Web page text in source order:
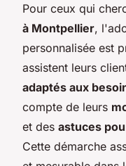
Pour ceux qui
à Montpellier,
personnalisée est
assistent leurs
adaptés aux
compte de leurs
et des astuces
Cette démarche